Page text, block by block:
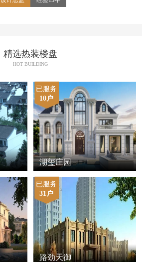
精选热装楼盘
HOT BUILDING
已服务
10户
湖玺庄园
已服务
31户
路劲天御